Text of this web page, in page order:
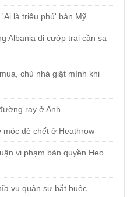
'Ai là triệu phú' bản Mỹ
Albania đi cướp trại cần sa
chủ nhà giật mình khi
ray ở Anh
móc đè chết ở Heathrow
vi phạm bản quyền Heo
vụ quân sự bắt buộc